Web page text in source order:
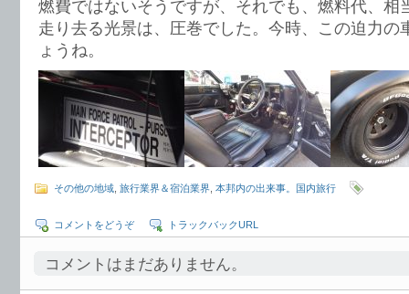
燃費ではないそうですが、それでも、燃料代、相
走り去る光景は、圧巻でした。今時、この迫力の
ょうね。
その他の地域 旅行業界＆宿泊業界 本邦内の出来事。国内旅行
コメントをどうぞ トラックバックURL
コメントはまだありません。